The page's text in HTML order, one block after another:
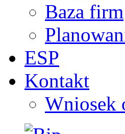
Baza firm
ESP
Kontakt
Wniosek